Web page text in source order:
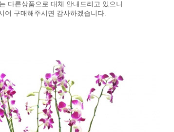
다른상품으로 대체 안내드리고 있으니
어 구매해주시면 감사하겠습니다.